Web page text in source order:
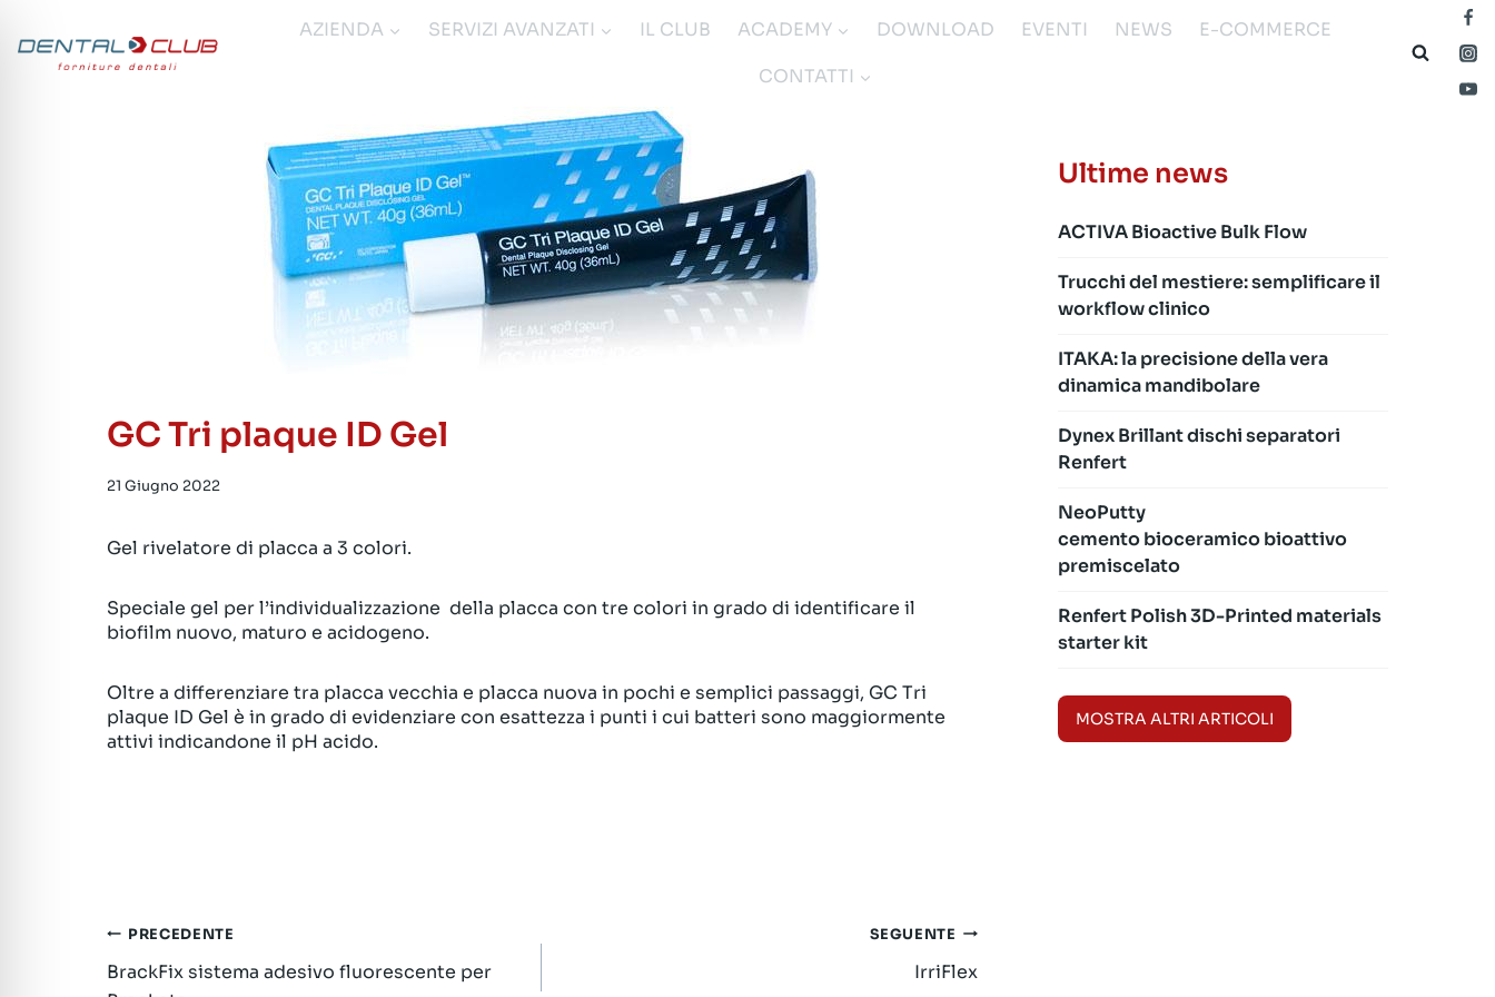
contenuto
AZIENDA SERVIZI AVANZATI IL CLUB ACADEMY DOWNLOAD EVENTI NEWS
E-COMMERCE
CONTATTI
GC Tri plaque ID Gel
21 Giugno 2022
Gel rivelatore di placca a 3 colori.
Speciale gel per l’individualizzazione della placca con tre colori in grado di identificare il
biofilm nuovo, maturo e acidogeno.
Oltre a differenziare tra placca vecchia e placca nuova in pochi e semplici passaggi, GC Tri
plaque ID Gel è in grado di evidenziare con esattezza i punti i cui batteri sono maggiormente
attivi indicandone il pH acido.
Navigazione
articoli
PRECEDENTE
BrackFix sistema adesivo fluorescente per
SEGUENTE
IrriFlex
Ultime news
ACTIVA Bioactive Bulk Flow
Trucchi del mestiere: semplificare il
workflow clinico
ITAKA: la precisione della vera
dinamica mandibolare
Dynex Brillant dischi separatori
Renfert
NeoPutty
cemento bioceramico bioattivo
premiscelato
Renfert Polish 3D-Printed materials
starter kit
MOSTRA ALTRI ARTICOLI